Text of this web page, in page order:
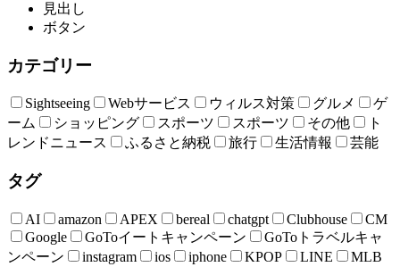
見出し
ボタン
カテゴリー
Sightseeing Webサービス ウィルス対策 グルメ
ゲ
ーム
ショッピング スポーツ スポーツ その他
ト
レンドニュース
ふるさと納税 旅行 生活情報 芸能
タグ
AI amazon APEX bereal chatgpt Clubhouse
CM
Google
GoToイートキャンペーン
GoToトラベルキャ
ンペーン
instagram ios iphone KPOP LINE
MLB